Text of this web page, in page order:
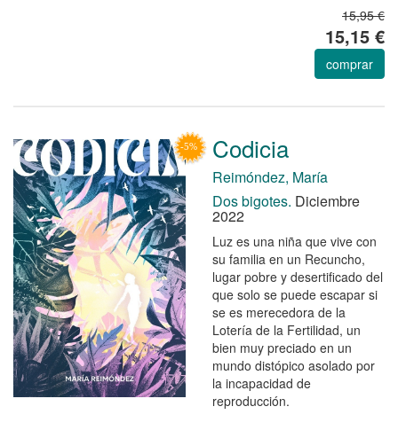
15,95 €
15,15 €
comprar
Codicia
Reimóndez, María
Dos bigotes. Diciembre
2022
Luz es una niña que vive con
su familia en un Recuncho,
lugar pobre y desertificado del
que solo se puede escapar si
se es merecedora de la
Lotería de la Fertilidad, un
bien muy preciado en un
mundo distópico asolado por
la incapacidad de
reproducción.